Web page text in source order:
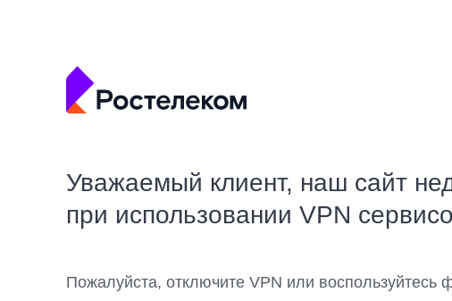
Уважаемый клиент, наш сайт
при использовании VPN
Пожалуйста, отключите VPN или